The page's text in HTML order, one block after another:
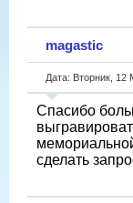
magastic
Дата: Вторник,
Спасибо
сделать